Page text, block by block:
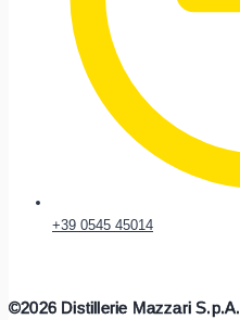
+39 0545 45014
©2026 Distillerie Mazzari S.p.A.